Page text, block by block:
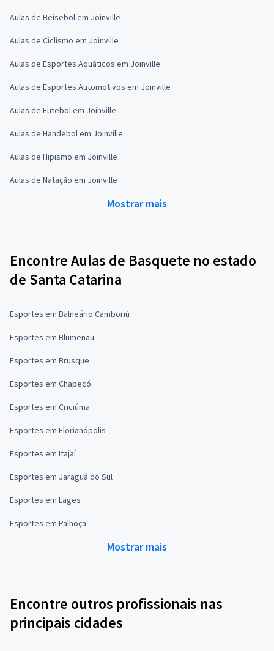
Aulas de Beisebol em Joinville
Aulas de Ciclismo em Joinville
Aulas de Esportes Aquáticos em Joinville
Aulas de Esportes Automotivos em Joinville
Aulas de Futebol em Joinville
Aulas de Handebol em Joinville
Aulas de Hipismo em Joinville
Aulas de Natação em Joinville
Mostrar mais
Encontre Aulas de Basquete no estado
de Santa Catarina
Esportes em Balneário Camboriú
Esportes em Blumenau
Esportes em Brusque
Esportes em Chapecó
Esportes em Criciúma
Esportes em Florianópolis
Esportes em Itajaí
Esportes em Jaraguá do Sul
Esportes em Lages
Esportes em Palhoça
Mostrar mais
Encontre outros profissionais nas
principais cidades